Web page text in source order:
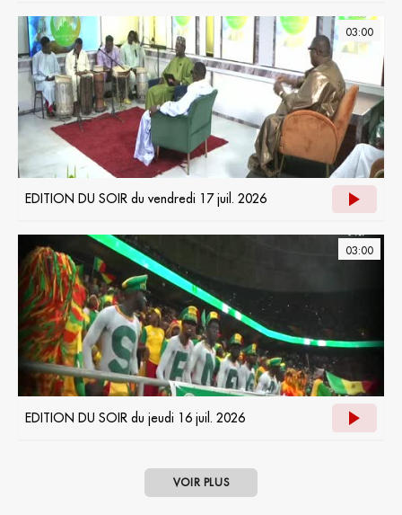
03:00
EDITION DU SOIR du vendredi 17 juil. 2026
03:00
EDITION DU SOIR du jeudi 16 juil. 2026
VOIR PLUS